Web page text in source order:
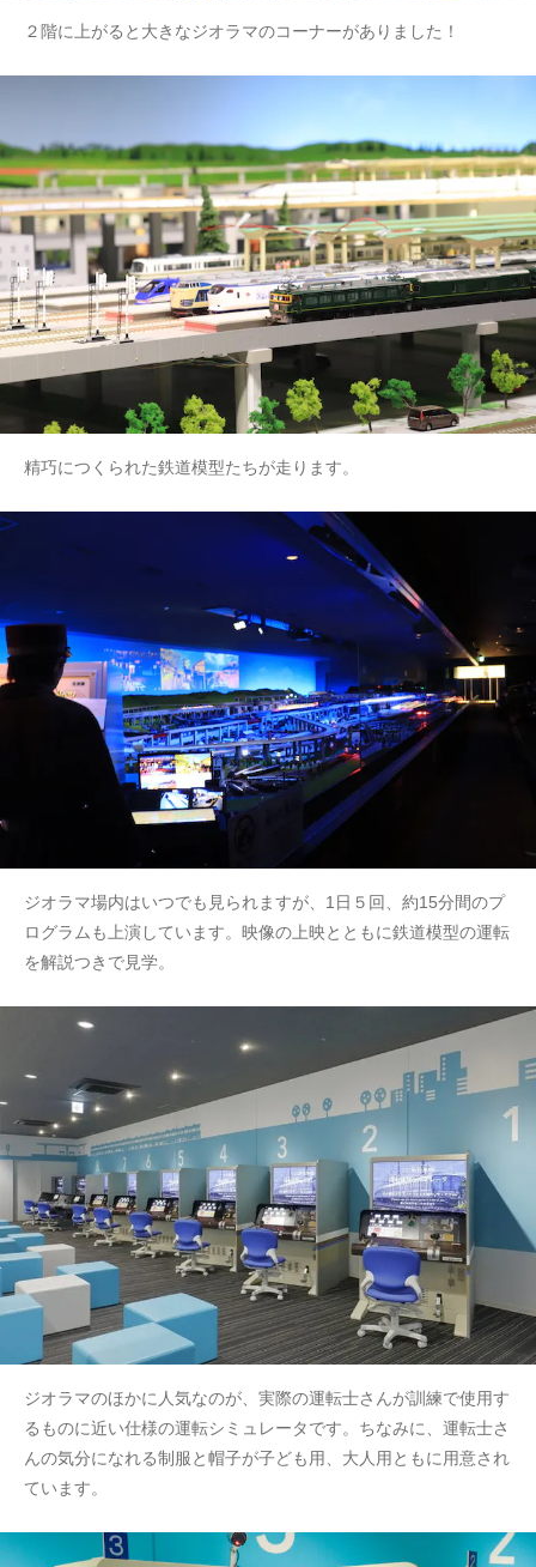
２階に上がると大きなジオラマのコーナーがありました！
精巧につくられた鉄道模型たちが走ります。
ジオラマ場内はいつでも見られますが、1日５回、約15分間のプ
ログラムも上演しています。映像の上映とともに鉄道模型の運転
を解説つきで見学。
ジオラマのほかに人気なのが、実際の運転士さんが訓練で使用す
るものに近い仕様の運転シミュレータです。ちなみに、運転士さ
んの気分になれる制服と帽子が子ども用、大人用ともに用意され
ています。